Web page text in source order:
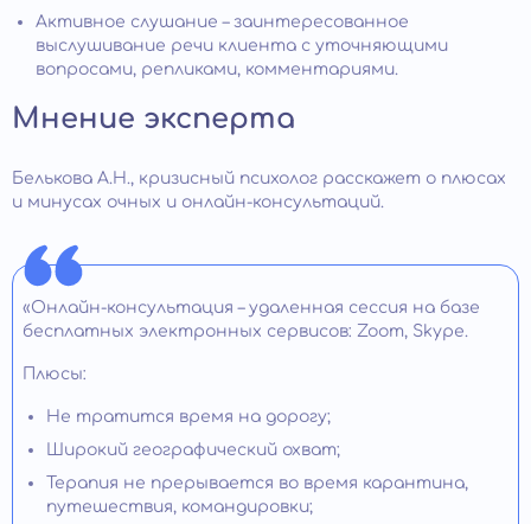
Активное слушание – заинтересованное
выслушивание речи клиента с уточняющими
вопросами, репликами, комментариями.
Мнение эксперта
Белькова А.Н., кризисный психолог расскажет о плюсах
и минусах очных и онлайн-консультаций.
«Онлайн-консультация – удаленная сессия на базе
бесплатных электронных сервисов: Zoom, Skype.
Плюсы:
Не тратится время на дорогу;
Широкий географический охват;
Терапия не прерывается во время карантина,
путешествия, командировки;